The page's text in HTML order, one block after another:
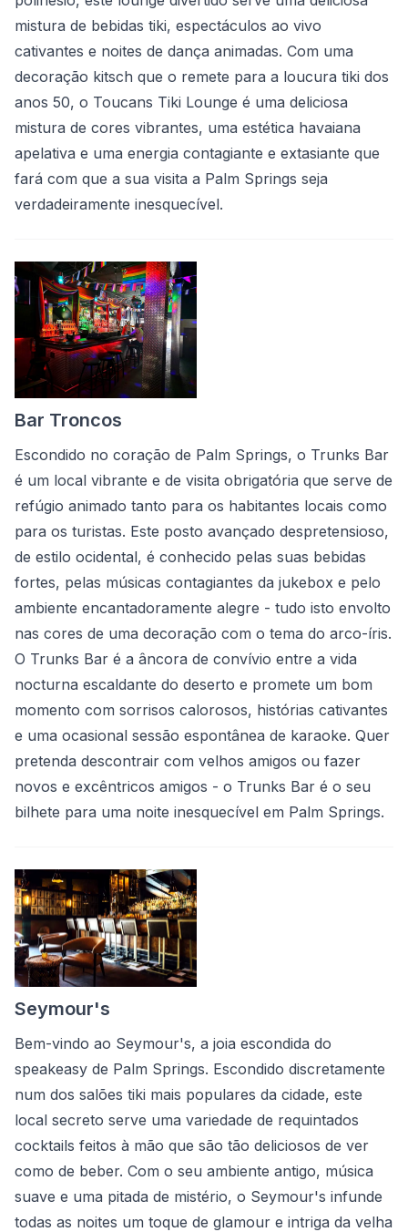
mistura de bebidas tiki, espectáculos ao vivo
cativantes e noites de dança animadas. Com uma
decoração kitsch que o remete para a loucura tiki dos
anos 50, o Toucans Tiki Lounge é uma deliciosa
mistura de cores vibrantes, uma estética havaiana
apelativa e uma energia contagiante e extasiante que
fará com que a sua visita a Palm Springs seja
verdadeiramente inesquecível.
Bar Troncos
Escondido no coração de Palm Springs, o Trunks Bar
é um local vibrante e de visita obrigatória que serve de
refúgio animado tanto para os habitantes locais como
para os turistas. Este posto avançado despretensioso,
de estilo ocidental, é conhecido pelas suas bebidas
fortes, pelas músicas contagiantes da jukebox e pelo
ambiente encantadoramente alegre - tudo isto envolto
nas cores de uma decoração com o tema do arco-íris.
O Trunks Bar é a âncora de convívio entre a vida
nocturna escaldante do deserto e promete um bom
momento com sorrisos calorosos, histórias cativantes
e uma ocasional sessão espontânea de karaoke. Quer
pretenda descontrair com velhos amigos ou fazer
novos e excêntricos amigos - o Trunks Bar é o seu
bilhete para uma noite inesquecível em Palm Springs.
Seymour's
Bem-vindo ao Seymour's, a joia escondida do
speakeasy de Palm Springs. Escondido discretamente
num dos salões tiki mais populares da cidade, este
local secreto serve uma variedade de requintados
cocktails feitos à mão que são tão deliciosos de ver
como de beber. Com o seu ambiente antigo, música
suave e uma pitada de mistério, o Seymour's infunde
todas as noites um toque de glamour e intriga da velha